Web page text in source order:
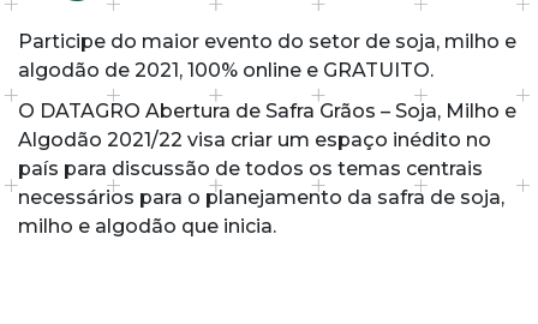
Participe do maior evento do setor de soja, milho e
algodão de 2021, 100% online e GRATUITO.
O DATAGRO Abertura de Safra Grãos – Soja, Milho e
Algodão 2021/22 visa criar um espaço inédito no
país para discussão de todos os temas centrais
necessários para o planejamento da safra de soja,
milho e algodão que inicia.